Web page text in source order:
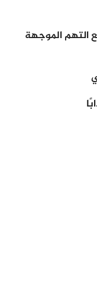
التهم الموجهة